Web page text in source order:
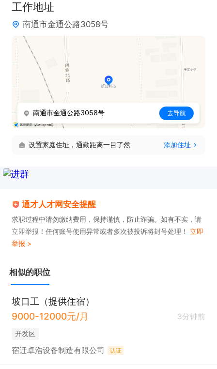
电话。联系时请说在【通才人才网】上看到的！
工作地址
南通市金通公路3058号
南通市金通公路3058号 去导航
设置家庭住址，通勤距离一目了然 添加住址
通才人才网安全提醒
求职过程中请勿缴纳费用，保持谨慎，防止诈骗。如有不实，请
立即举报！任何账号使用异常或者多次被投诉将封号处理！ 立即
举报 >
相似的职位
坡口工（提供住宿）
9000-12000元/月
3分钟前
开发区
宿迁卓浩设备制造有限公司 认证